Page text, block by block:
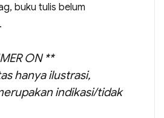
buku tulis belum
ON **
hanya ilustrasi,
indikasi/tidak